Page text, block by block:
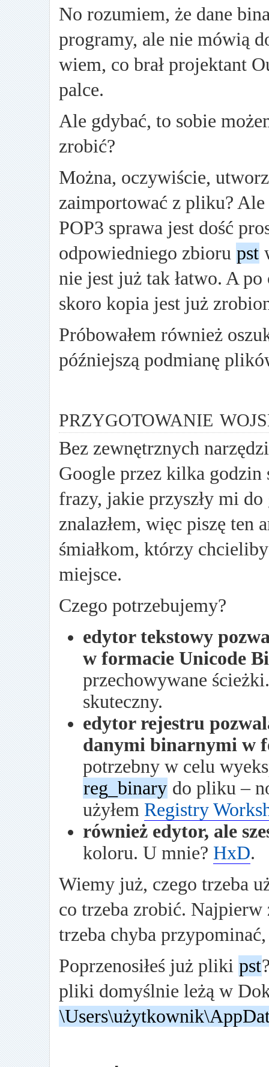
No rozumiem, że dane
programy, ale nie mówią
wiem, co brał projektant
palce.
Ale gdybać, to sobie
zrobić?
Można, oczywiście,
zaimportować z pliku?
POP3 sprawa jest dość
odpowiedniego zbioru pst
nie jest już tak łatwo. A
skoro kopia jest już
Próbowałem również
późniejszą podmianę
przygotowanie
Bez zewnętrznych
Google przez kilka godzin
frazy, jakie przyszły mi
znalazłem, więc piszę ten
śmiałkom, którzy
miejsce.
Czego potrzebujemy?
edytor tekstowy
w formacie Unicode
przechowywane
skuteczny.
edytor rejestru
danymi binarnymi w
potrzebny w celu
reg_binary do pliku –
użyłem Registry
również edytor, ale
koloru. U mnie? HxD.
Wiemy już, czego trzeba
co trzeba zrobić.
trzeba chyba
Poprzenosiłeś już pliki pst
pliki domyślnie leżą w